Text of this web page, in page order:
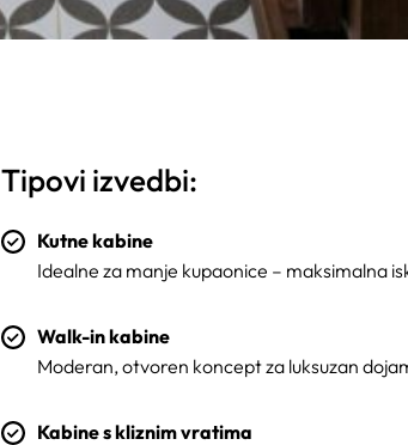
Tipovi izvedbi:
Kutne kabine
Idealne za manje kupaonice – maksimalna
Walk-in kabine
Moderan, otvoren koncept za luksuzan
Kabine s kliznim vratima